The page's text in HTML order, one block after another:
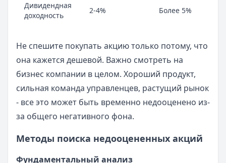
Дивидендная
доходность
2-4% Более 5%
Не спешите покупать акцию только потому, что
она кажется дешевой. Важно смотреть на
бизнес компании в целом. Хороший продукт,
сильная команда управленцев, растущий рынок
- все это может быть временно недооценено из-
за общего негативного фона.
Методы поиска недооцененных акций
Фундаментальный анализ